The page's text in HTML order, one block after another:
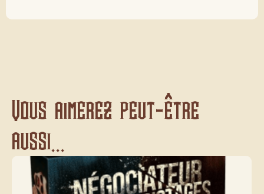
Vous aimerez peut-être
aussi...